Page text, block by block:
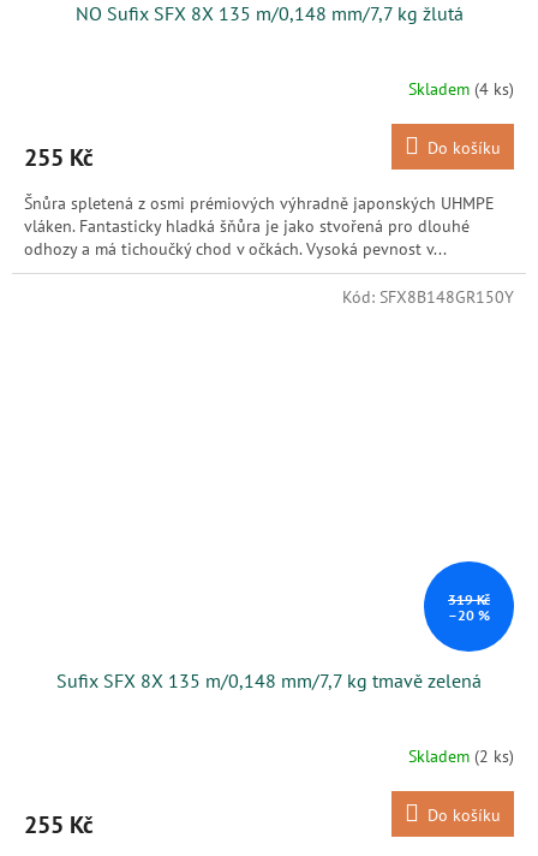
NO Sufix SFX 8X 135 m/0,148 mm/7,7 kg žlutá
Skladem (4 ks)
255 Kč Do košíku
Šnůra spletená z osmi prémiových výhradně japonských UHMPE
vláken. Fantasticky hladká šňůra je jako stvořená pro dlouhé
odhozy a má tichoučký chod v očkách. Vysoká pevnost v...
319 Kč
–20 %
Sufix SFX 8X 135 m/0,148 mm/7,7 kg tmavě zelená
Skladem (2 ks)
255 Kč Do košíku
Kód: SFX8B148GR150Y